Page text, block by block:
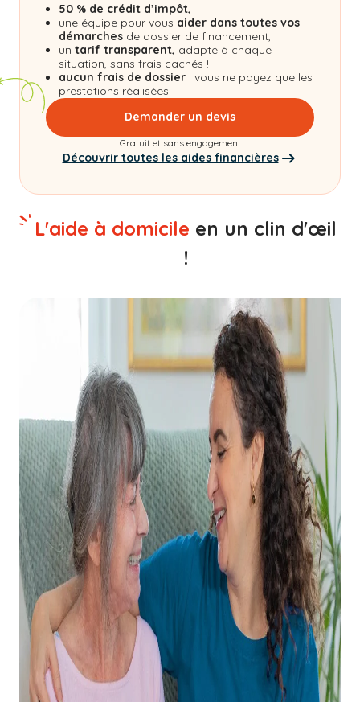
50 % de crédit d’impôt,
une équipe pour vous aider dans toutes vos
démarches de dossier de financement,
un tarif transparent, adapté à chaque
situation, sans frais cachés !
aucun frais de dossier : vous ne payez que les
prestations réalisées.
Demander un devis
Gratuit et sans engagement
Découvrir toutes les aides financières
L'aide à domicile en un clin d'œil
!